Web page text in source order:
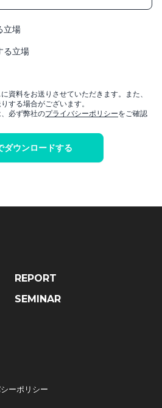
立場
る立場
資料をお送りさせていただきます。また、
する場合がございます。
必ず弊社のプライバシーポリシーをご確認
ダウンロードする
REPORT
SEMINAR
ーポリシー